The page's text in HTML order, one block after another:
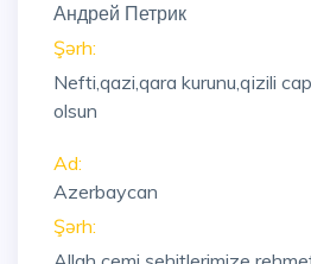
Андрей Петрик
Şərh:
Nefti,qazi,qara kurunu,qizili
olsun
Ad:
Azerbaycan
Şərh: